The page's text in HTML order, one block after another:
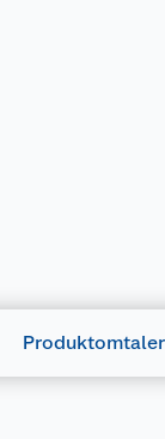
Produktomtaler